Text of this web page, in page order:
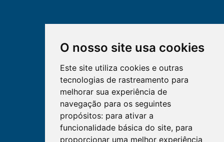
O nosso site usa cookies
Este site utiliza cookies e outras
tecnologias de rastreamento para
melhorar sua experiência de
navegação para os seguintes
propósitos: para ativar a
funcionalidade básica do site, para
proporcionar uma melhor experiência